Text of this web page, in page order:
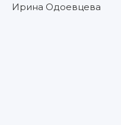
Ирина Одоевцева